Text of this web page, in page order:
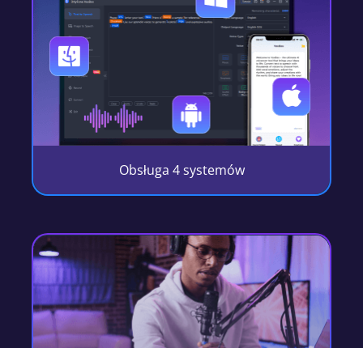
Obsługa 4 systemów